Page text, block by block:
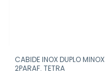
CABIDE INOX DUPLO MINOX
2PARAF. TETRA